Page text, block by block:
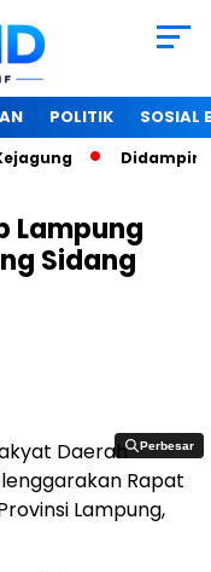
POLITIK SOSIAL
‎Didampingi
Lampung
Sidang
Perbesar
Perbesar
Daerah
Rapat
Lampung,